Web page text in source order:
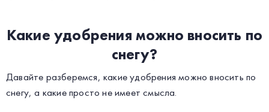
Какие удобрения можно вносить по
снегу?
Давайте разберемся, какие удобрения можно вносить по
снегу, а какие просто не имеет смысла.